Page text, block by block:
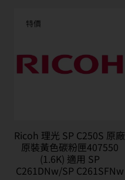
特價
Ricoh 理光 SP C250S 原廠
原裝黃色碳粉匣407550
(1.6K) 適用 SP
C261DNw/SP C261SFNw